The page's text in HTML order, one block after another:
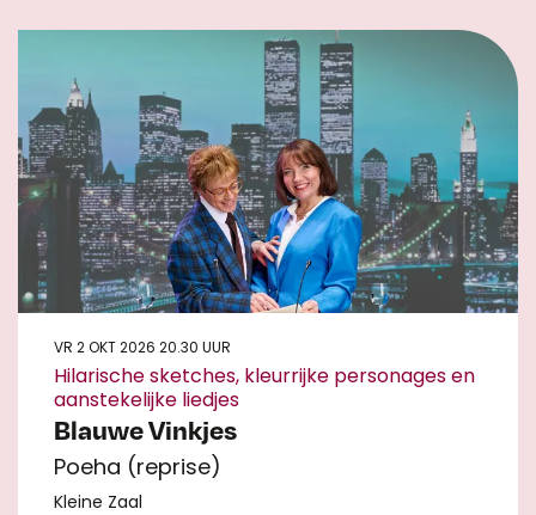
Blauwe Vinkjes
Poeha (reprise)
Hilarische sketches, kleurrijke personages en
aanstekelijke liedjes
VR 2 OKT 2026 20.30 UUR
Kleine Zaal